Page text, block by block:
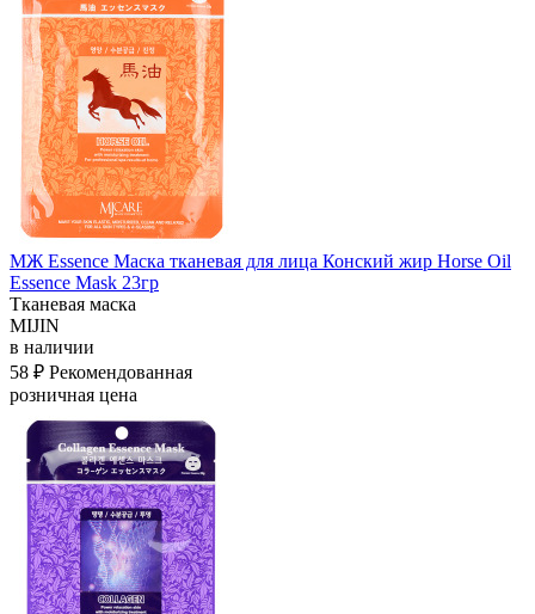
МЖ Essence Маска тканевая для лица Конский жир Horse Oil
Essence Mask 23гр
Тканевая маска
MIJIN
в наличии
58 ₽ Рекомендованная
розничная цена